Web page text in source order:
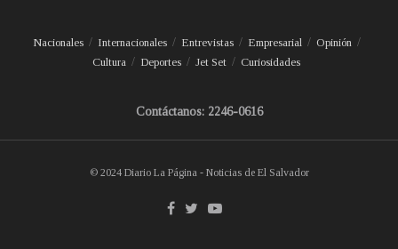
Nacionales Internacionales Entrevistas Empresarial
Opinión
Cultura
Deportes Jet Set Curiosidades
Contáctanos: 2246-0616
© 2024 Diario La Página - Noticias de El Salvador